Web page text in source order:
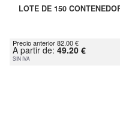
LOTE DE 150
Precio anterior 82.00 €
A partir de: 49.20 €
SIN IVA